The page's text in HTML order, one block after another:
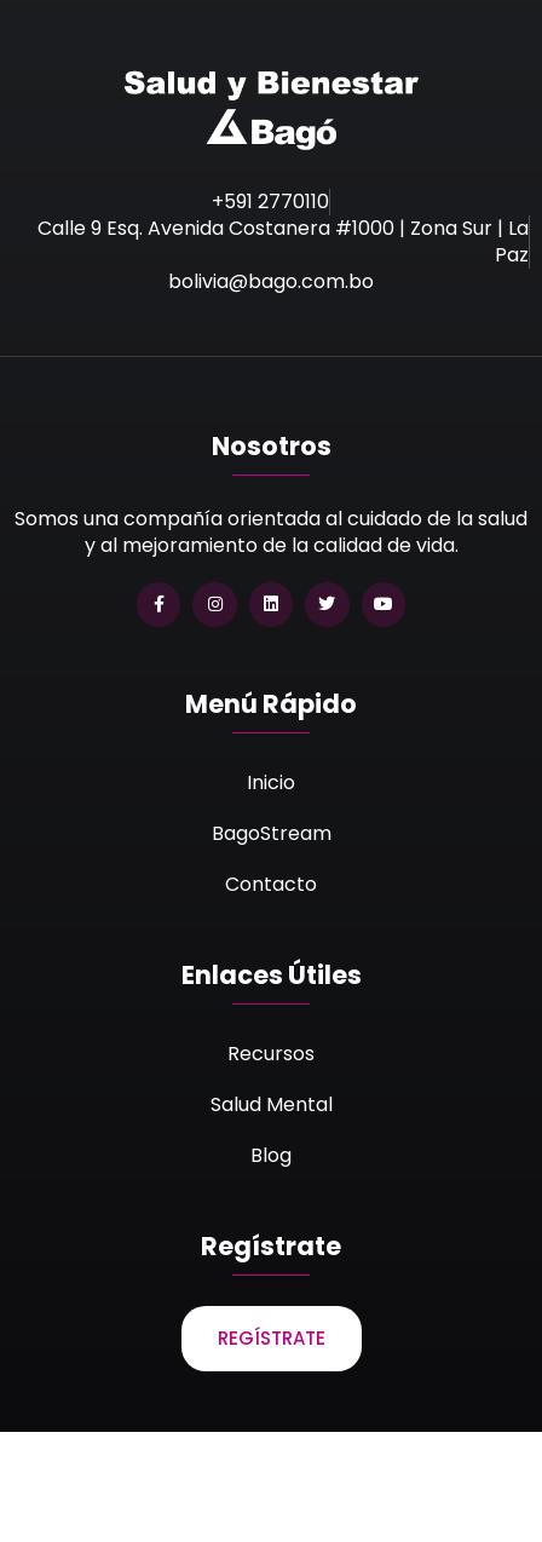
+591 2770110
Calle 9 Esq. Avenida Costanera #1000 | Zona Sur | La
Paz
bolivia@bago.com.bo
Nosotros
Somos una compañía orientada al cuidado de la salud
y al mejoramiento de la calidad de vida.
Menú Rápido
Inicio
BagoStream
Contacto
Enlaces Útiles
Recursos
Salud Mental
Blog
Regístrate
REGÍSTRATE